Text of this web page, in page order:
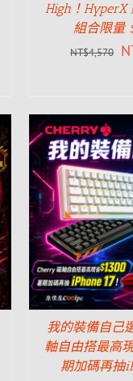
High！HyperX
組合限量
NT$4,570
我的裝備自己
軸自由搭最高
期加碼再抽